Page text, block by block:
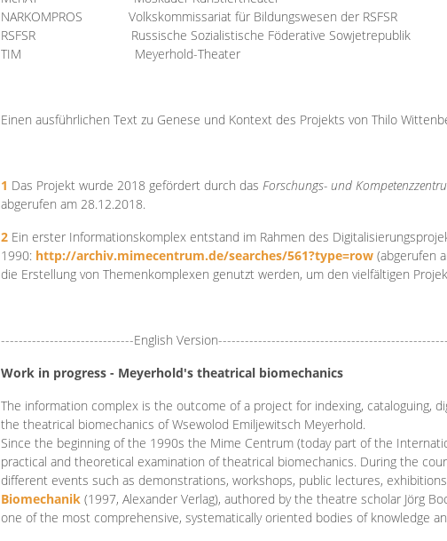
NARKOMPROS
Volkskommissariat für Bildungswesen der RSFSR
RSFSR
Russische Sozialistische Föderative Sowjetrepublik
TIM Meyerhold-Theater
Einen ausführlichen Text zu Genese und Kontext des Projekts von Thilo
1 Das Projekt wurde 2018 gefördert durch das Forschungs- und
abgerufen am 28.12.2018.
2 Ein erster Informationskomplex entstand im Rahmen des
1990: http://archiv.mimecentrum.de/searches/561?type=row (abgerufen
die Erstellung von Themenkomplexen genutzt werden, um den vielfältigen
------------------------------English
Work in progress - Meyerhold's theatrical biomechanics
The information complex is the outcome of a project for indexing, cataloguing,
the theatrical biomechanics of Wsewolod Emiljewitsch Meyerhold.
Since the beginning of the 1990s the Mime Centrum (today part of the
practical and theoretical examination of theatrical biomechanics. During the
different events such as demonstrations, workshops, public lectures,
Biomechanik (1997, Alexander Verlag), authored by the theatre scholar Jörg
one of the most comprehensive, systematically oriented bodies of knowledge